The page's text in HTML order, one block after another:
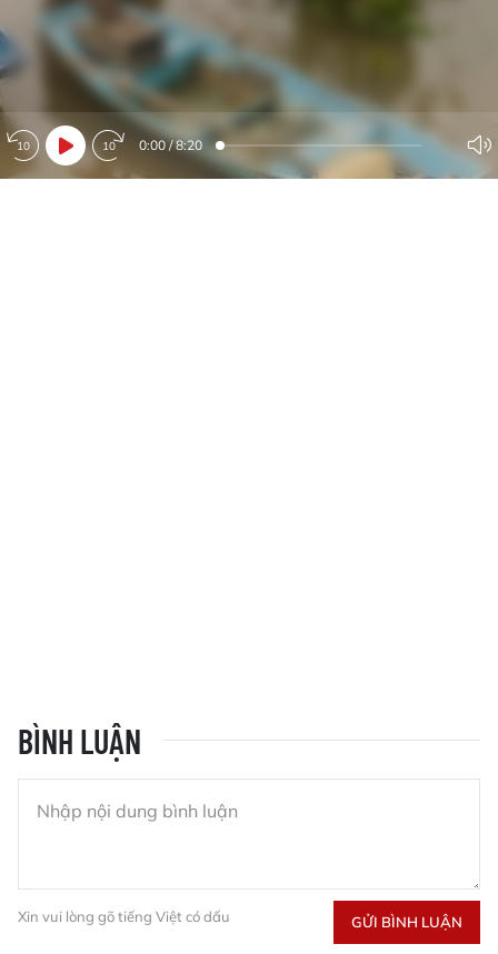
0:00 / 8:20
BÌNH LUẬN
Xin vui lòng gõ tiếng Việt có dấu GỬI BÌNH LUẬN